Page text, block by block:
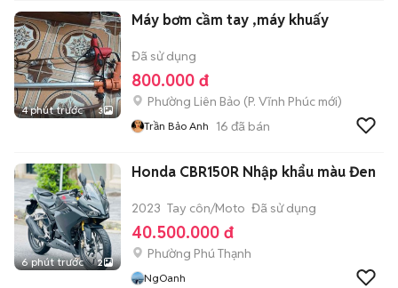
4 phút trước 3
Máy bơm cầm tay ,máy khuấy
Đã sử dụng
800.000 đ
Phường Liên Bảo (P. Vĩnh Phúc mới)
Trần Bảo Anh 16 đã bán
6 phút trước 2
Honda CBR150R Nhập khẩu màu Đen
2023 Tay côn/Moto Đã sử dụng
40.500.000 đ
Phường Phú Thạnh
NgOanh